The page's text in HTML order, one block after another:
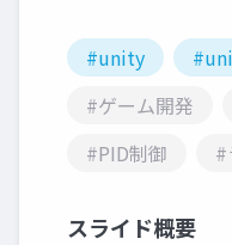
#unity
#ゲーム開発
#PID制御
#
スライド概要